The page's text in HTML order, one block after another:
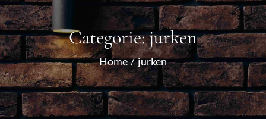
Categorie:jurken
Home jurken